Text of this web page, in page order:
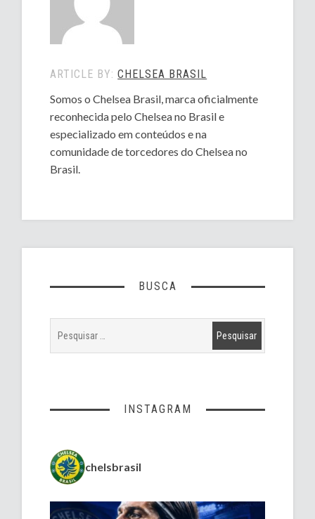
ARTICLE BY:CHELSEA BRASIL
Somos o Chelsea Brasil, marca oficialmente
reconhecida pelo Chelsea no Brasil e
especializado em conteúdos e na
comunidade de torcedores do Chelsea no
Brasil.
BUSCA
INSTAGRAM
chelsbrasil